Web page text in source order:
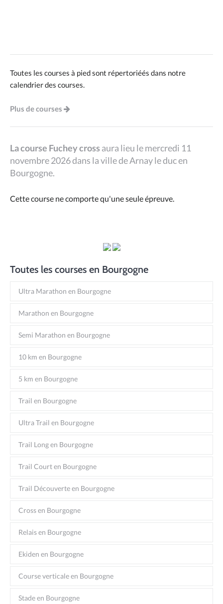
Toutes les courses à pied sont répertoriéés dans notre
calendrier des courses.
Plus de courses
La course Fuchey cross aura lieu le mercredi 11
novembre 2026 dans la ville de Arnay le duc en
Bourgogne.
Cette course ne comporte qu'une seule épreuve.
Toutes les courses en Bourgogne
Ultra Marathon en Bourgogne
Marathon en Bourgogne
Semi Marathon en Bourgogne
10 km en Bourgogne
5 km en Bourgogne
Trail en Bourgogne
Ultra Trail en Bourgogne
Trail Long en Bourgogne
Trail Court en Bourgogne
Trail Découverte en Bourgogne
Cross en Bourgogne
Relais en Bourgogne
Ekiden en Bourgogne
Course verticale en Bourgogne
Stade en Bourgogne